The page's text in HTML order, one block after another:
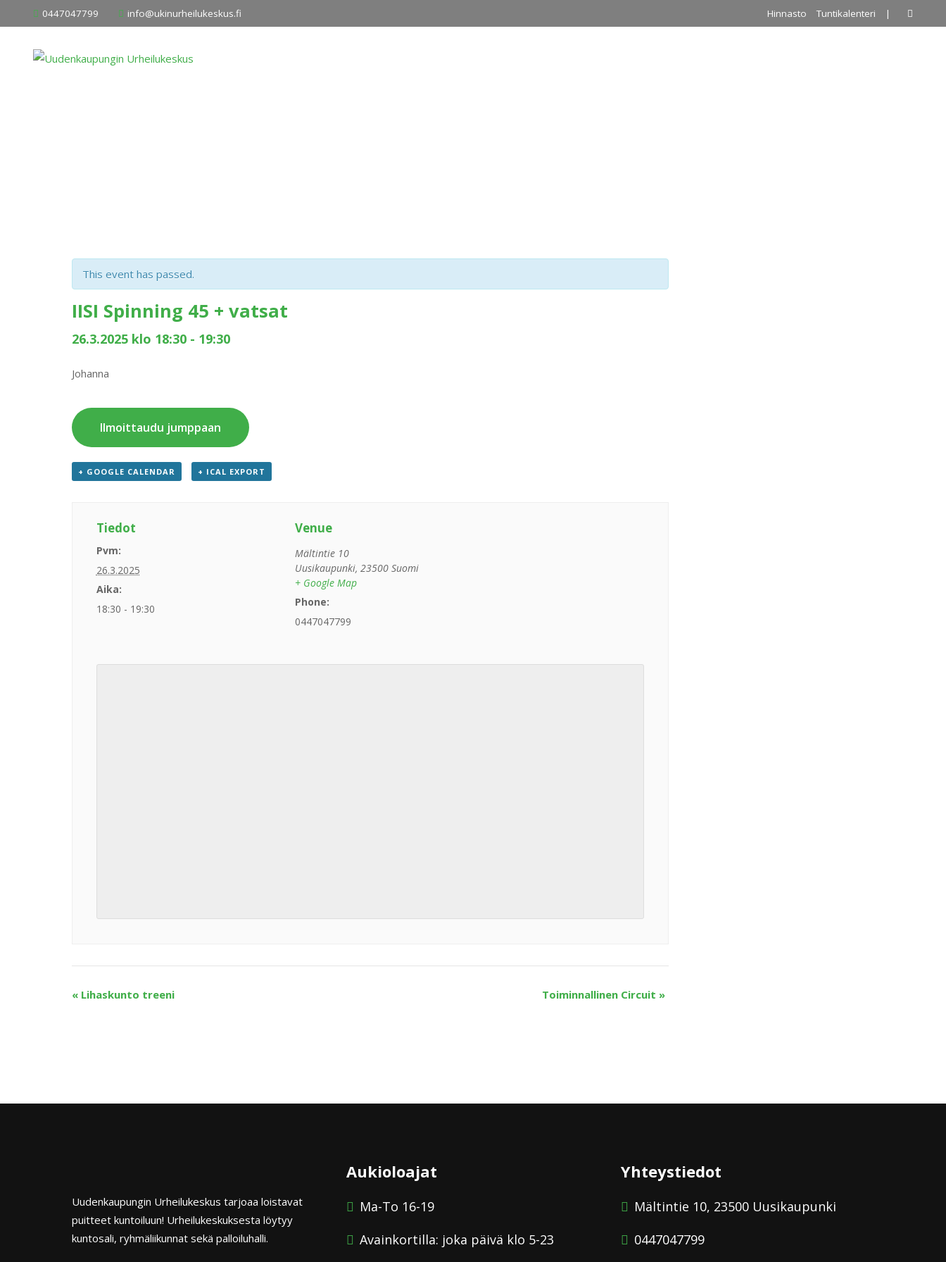
to
0447047799 info@ukinurheilukeskus.fi Hinnasto Tuntikalenteri |
This event has passed.
IISI Spinning 45 + vatsat
26.3.2025 klo 18:30 - 19:30
Johanna
Ilmoittaudu jumppaan
+ GOOGLE CALENDAR + ICAL EXPORT
Tiedot
Pvm:
26.3.2025
Aika:
18:30 - 19:30
Venue
Mältintie 10
Uusikaupunki, 23500 Suomi
+ Google Map
Phone:
0447047799
« Lihaskunto treeni Toiminnallinen Circuit »
Uudenkaupungin Urheilukeskus tarjoaa loistavat
puitteet kuntoiluun! Urheilukeskuksesta löytyy
kuntosali, ryhmäliikunnat sekä palloiluhalli.
Aukioloajat
Ma-To 16-19
Avainkortilla: joka päivä klo 5-23
Yhteystiedot
Mältintie 10, 23500 Uusikaupunki
0447047799